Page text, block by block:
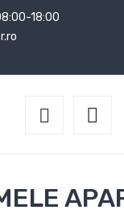
18:00